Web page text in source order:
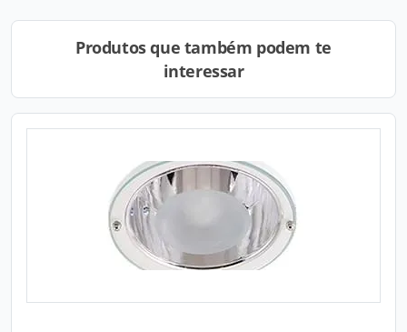
Produtos que também podem te
interessar